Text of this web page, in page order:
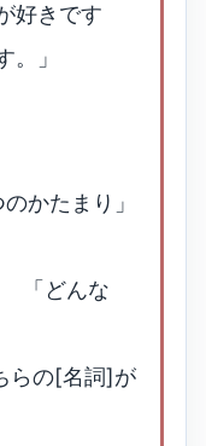
好きです
。」
かたまり」
「どんな
らの[名詞]が